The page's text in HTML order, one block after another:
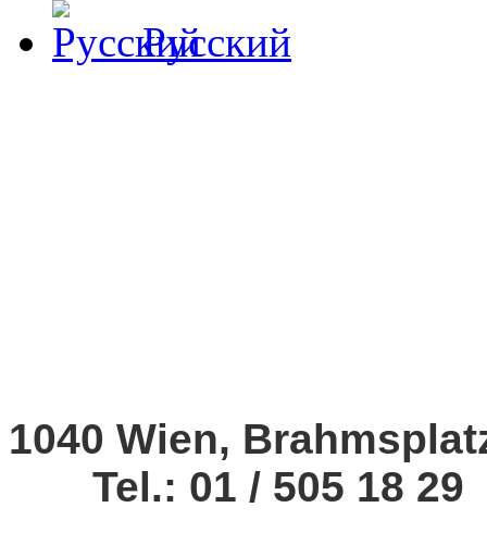
Русский
1040 Wien,
Tel.: 01 / 505 18 29